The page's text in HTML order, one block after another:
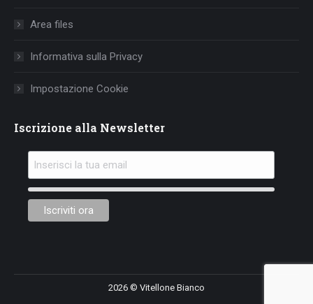
windowwindow
Area files
Informativa sulla Privacy
Impostazione Cookie
Iscrizione alla Newsletter
2026 © Vitellone Bianco